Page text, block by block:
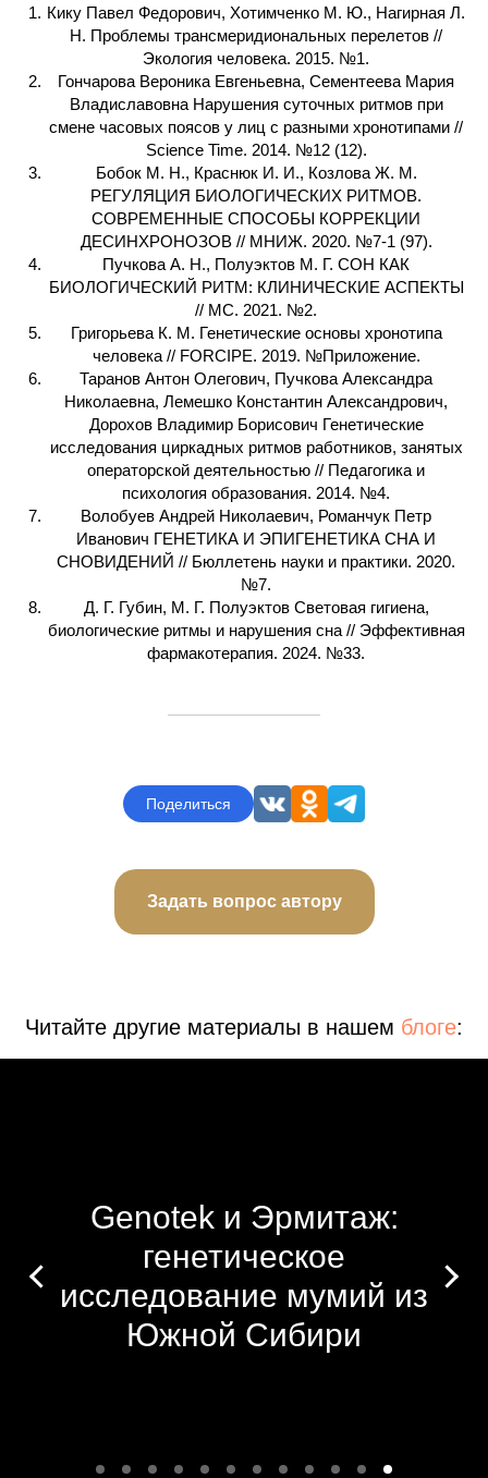
Кику Павел Федорович, Хотимченко М. Ю., Нагирная Л.
Н. Проблемы трансмеридиональных перелетов //
Экология человека. 2015. №1.
Гончарова Вероника Евгеньевна, Сементеева Мария
Владиславовна Нарушения суточных ритмов при
смене часовых поясов у лиц с разными хронотипами //
Science Time. 2014. №12 (12).
Бобок М. Н., Краснюк И. И., Козлова Ж. М.
РЕГУЛЯЦИЯ БИОЛОГИЧЕСКИХ РИТМОВ.
СОВРЕМЕННЫЕ СПОСОБЫ КОРРЕКЦИИ
ДЕСИНХРОНОЗОВ // МНИЖ. 2020. №7-1 (97).
Пучкова А. Н., Полуэктов М. Г. СОН КАК
БИОЛОГИЧЕСКИЙ РИТМ: КЛИНИЧЕСКИЕ АСПЕКТЫ
// МС. 2021. №2.
Григорьева К. М. Генетические основы хронотипа
человека // FORCIPE. 2019. №Приложение.
Таранов Антон Олегович, Пучкова Александра
Николаевна, Лемешко Константин Александрович,
Дорохов Владимир Борисович Генетические
исследования циркадных ритмов работников, занятых
операторской деятельностью // Педагогика и
психология образования. 2014. №4.
Волобуев Андрей Николаевич, Романчук Петр
Иванович ГЕНЕТИКА И ЭПИГЕНЕТИКА СНА И
СНОВИДЕНИЙ // Бюллетень науки и практики. 2020.
№7.
Д. Г. Губин, М. Г. Полуэктов Световая гигиена,
биологические ритмы и нарушения сна // Эффективная
фармакотерапия. 2024. №33.
Поделиться
Задать вопрос автору
Читайте другие материалы в нашем блоге:
Genotek и Эрмитаж:
генетическое
исследование мумий из
Южной Сибири